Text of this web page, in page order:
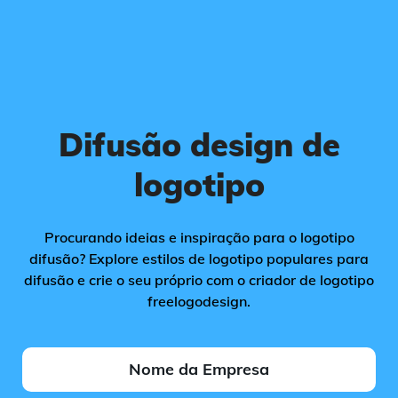
Difusão design de
logotipo
Procurando ideias e inspiração para o logotipo
difusão? Explore estilos de logotipo populares para
difusão e crie o seu próprio com o criador de logotipo
freelogodesign.